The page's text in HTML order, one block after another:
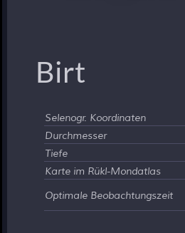
Birt
Selenogr. Koordinaten
Durchmesser
Tiefe
Karte im Rükl-Mondatlas
Optimale Beobachtungszeit